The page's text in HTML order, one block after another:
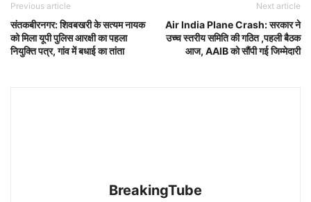
Previous article
संतकबीरनगर: शिवबखरी के सत्यम नायक
को मिला यूपी पुलिस आरक्षी का पहला
नियुक्ति पत्र, गांव में बधाई का तांता
Next article
Air India Plane Crash: सरकार ने
उच्च स्तरीय समिति की गठित ,पहली बैठक
आज, AAIB को सौंपी गई जिम्मेदारी
BreakingTube